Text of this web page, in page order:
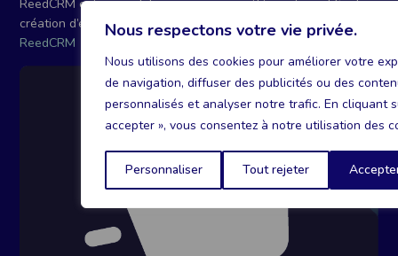
Nous respectons votre vie privée.
Nous utilisons des cookies pour améliorer votre
de navigation, diffuser des publicités ou des
personnalisés et analyser notre trafic. En cliquant
accepter », vous consentez à notre utilisation des
Personnaliser Tout rejeter
ReedCRM est un module conçu pour accélérer et simplifier la
création d’éléments CRM dans Dolibarr.
En savoir plus sur
ReedCRM